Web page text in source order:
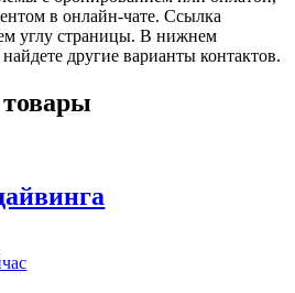
в онлайн-чате. Ссылка
углу страницы. В нижнем
другие варианты контактов.